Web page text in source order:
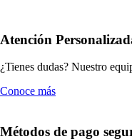
Atención
¿Tienes dudas? Nuestro
Conoce más
Métodos de pago